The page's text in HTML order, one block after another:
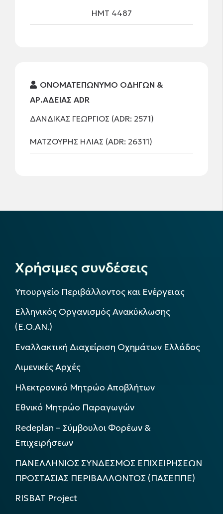
ΗΜΤ 4487
ΟΝΟΜΑΤΕΠΩΝΥΜΟ ΟΔΗΓΩΝ &
ΑΡ.ΑΔΕΙΑΣ ADR
ΔΑΝΔΙΚΑΣ ΓΕΩΡΓΙΟΣ (ADR: 2571)
ΜΑΤΖΟΥΡΗΣ ΗΛΙΑΣ (ADR: 26311)
Χρήσιμες συνδέσεις
Υπουργείο Περιβάλλοντος και Ενέργειας
Ελληνικός Οργανισμός Ανακύκλωσης
(Ε.Ο.ΑΝ.)
Εναλλακτική Διαχείριση Οχημάτων Ελλάδος
Λιμενικές Αρχές
Ηλεκτρονικό Μητρώο Αποβλήτων
Εθνικό Μητρώο Παραγωγών
Redeplan – Σύμβουλοι Φορέων &
Επιχειρήσεων
ΠΑΝΕΛΛΗΝΙΟΣ ΣΥΝΔΕΣΜΟΣ ΕΠΙΧΕΙΡΗΣΕΩΝ
ΠΡΟΣΤΑΣΙΑΣ ΠΕΡΙΒΑΛΛΟΝΤΟΣ (ΠΑΣΕΠΠΕ)
RISBAT Project